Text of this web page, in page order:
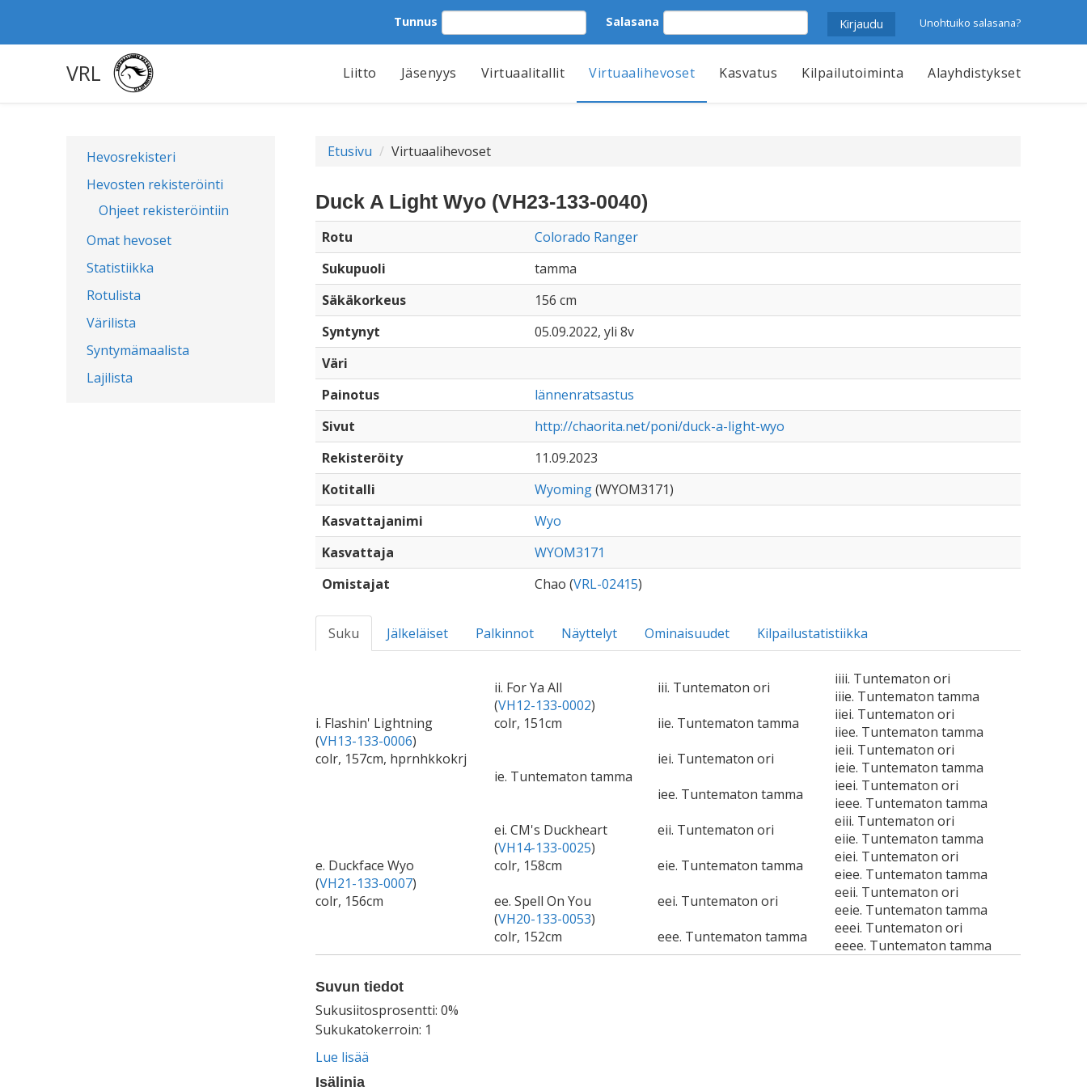
Tunnus Salasana Unohtuiko salasana?
VRL Liitto Jäsenyys Virtuaalitallit Virtuaalihevoset Kasvatus Kilpailutoiminta Alayhdistykset
Hevosrekisteri
Hevosten rekisteröinti
Ohjeet rekisteröintiin
Omat hevoset
Statistiikka
Rotulista
Värilista
Syntymämaalista
Lajilista
Etusivu Virtuaalihevoset
Duck A Light Wyo (VH23-133-0040)
Rotu
Colorado Ranger
Sukupuoli
tamma
Säkäkorkeus
156 cm
Syntynyt
05.09.2022, yli 8v
Väri
Painotus
lännenratsastus
Sivut
http://chaorita.net/poni/duck-a-light-wyo
Rekisteröity
11.09.2023
Kotitalli
Wyoming(WYOM3171)
Kasvattajanimi
Wyo
Kasvattaja
WYOM3171
Omistajat
Chao (VRL-02415)
Suku Jälkeläiset Palkinnot Näyttelyt Ominaisuudet Kilpailustatistiikka
i. Flashin' Lightning
(VH13-133-0006)
colr, 157cm, hprnhkkokrj
ii. For Ya All
(VH12-133-0002)
colr, 151cm
iii. Tuntematon ori
iiii. Tuntematon ori
iiie. Tuntematon tamma
iie. Tuntematon tamma
iiei. Tuntematon ori
iiee. Tuntematon tamma
ie. Tuntematon tamma
iei. Tuntematon ori
ieii. Tuntematon ori
ieie. Tuntematon tamma
iee. Tuntematon tamma
ieei. Tuntematon ori
ieee. Tuntematon tamma
e. Duckface Wyo
(VH21-133-0007)
colr, 156cm
ei. CM's Duckheart
(VH14-133-0025)
colr, 158cm
eii. Tuntematon ori
eiii. Tuntematon ori
eiie. Tuntematon tamma
eie. Tuntematon tamma
eiei. Tuntematon ori
eiee. Tuntematon tamma
ee. Spell On You
(VH20-133-0053)
colr, 152cm
eei. Tuntematon ori
eeii. Tuntematon ori
eeie. Tuntematon tamma
eee. Tuntematon tamma
eeei. Tuntematon ori
eeee. Tuntematon tamma
Suvun tiedot
Sukusiitosprosentti: 0%
Sukukatokerroin: 1
Lue lisää
Isälinja